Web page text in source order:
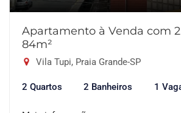
Apartamento à Venda com
84m²
Vila Tupi, Praia Grande-SP
2 Quartos 2 Banheiros 1